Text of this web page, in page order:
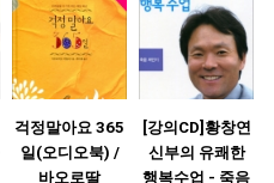
걱정말아요 365
일(오디오북) /
바오로딸
[강의CD]황창연
신부의 유쾌한
행복수업 - 죽음